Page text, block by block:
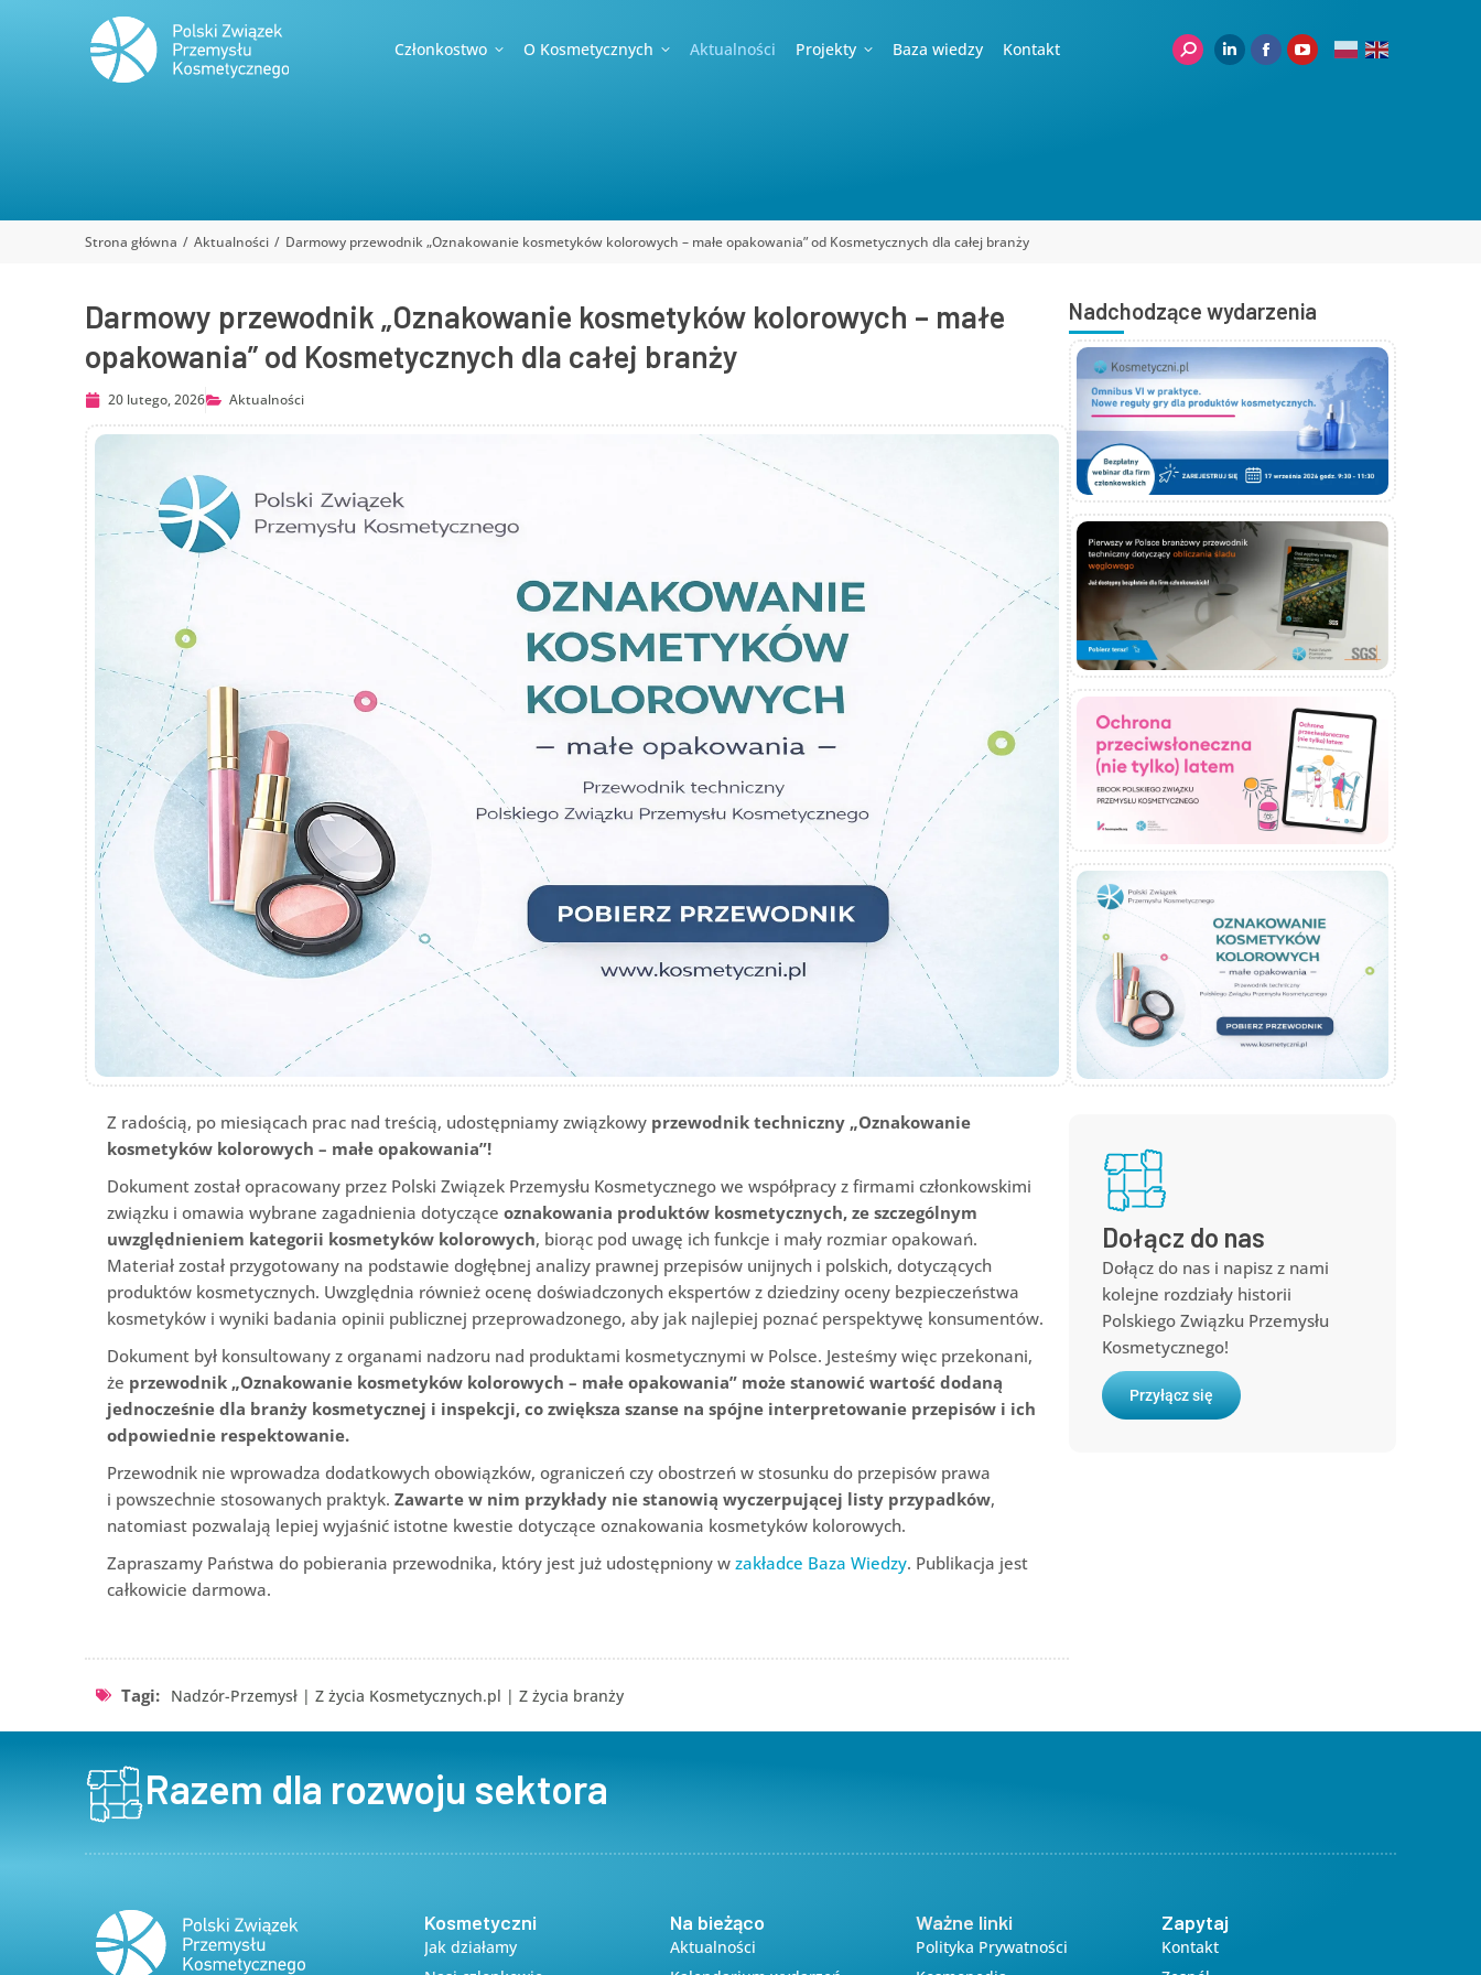
Członkostwo O Kosmetycznych Aktualności Projekty Baza wiedzy Kontakt
Jesteś tutaj:
Strona główna Aktualności Darmowy przewodnik „Oznakowanie kosmetyków kolorowych – małe opakowania” od Kosmetycznych dla całej branży
Darmowy przewodnik „Oznakowanie kosmetyków kolorowych – małe
opakowania” od Kosmetycznych dla całej branży
20 lutego, 2026 Aktualności
Z radością, po miesiącach prac nad treścią, udostępniamy związkowy przewodnik techniczny „Oznakowanie
kosmetyków kolorowych – małe opakowania”!
Dokument został opracowany przez Polski Związek Przemysłu Kosmetycznego we współpracy z firmami członkowskimi
związku i omawia wybrane zagadnienia dotyczące oznakowania produktów kosmetycznych, ze szczególnym
uwzględnieniem kategorii kosmetyków kolorowych, biorąc pod uwagę ich funkcje i mały rozmiar opakowań.
Materiał został przygotowany na podstawie dogłębnej analizy prawnej przepisów unijnych i polskich, dotyczących
produktów kosmetycznych. Uwzględnia również ocenę doświadczonych ekspertów z dziedziny oceny bezpieczeństwa
kosmetyków i wyniki badania opinii publicznej przeprowadzonego, aby jak najlepiej poznać perspektywę konsumentów.
Dokument był konsultowany z organami nadzoru nad produktami kosmetycznymi w Polsce. Jesteśmy więc przekonani,
że przewodnik „Oznakowanie kosmetyków kolorowych – małe opakowania” może stanowić wartość dodaną
jednocześnie dla branży kosmetycznej i inspekcji, co zwiększa szanse na spójne interpretowanie przepisów i ich
odpowiednie respektowanie.
Przewodnik nie wprowadza dodatkowych obowiązków, ograniczeń czy obostrzeń w stosunku do przepisów prawa
i powszechnie stosowanych praktyk. Zawarte w nim przykłady nie stanowią wyczerpującej listy przypadków,
natomiast pozwalają lepiej wyjaśnić istotne kwestie dotyczące oznakowania kosmetyków kolorowych.
Zapraszamy Państwa do pobierania przewodnika, który jest już udostępniony w zakładce Baza Wiedzy. Publikacja jest
całkowicie darmowa.
Tagi: Nadzór-Przemysł| Z życia Kosmetycznych.pl | Z życia branży
Nadchodzące wydarzenia
Dołącz do nas
Dołącz do nas i napisz z nami
kolejne rozdziały historii
Polskiego Związku Przemysłu
Kosmetycznego!
Przyłącz się
Razem dla rozwoju sektora
Kosmetyczni
Jak działamy
Na bieżąco
Aktualności
Ważne linki
Polityka Prywatności
Zapytaj
Kontakt